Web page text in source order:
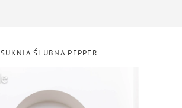
SUKNIA ŚLUBNA PEPPER